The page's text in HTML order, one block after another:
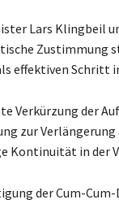
Lars Klingbeil
Zustimmung
effektiven Schritt
Verkürzung der
zur
Kontinuität in der
der Cum-